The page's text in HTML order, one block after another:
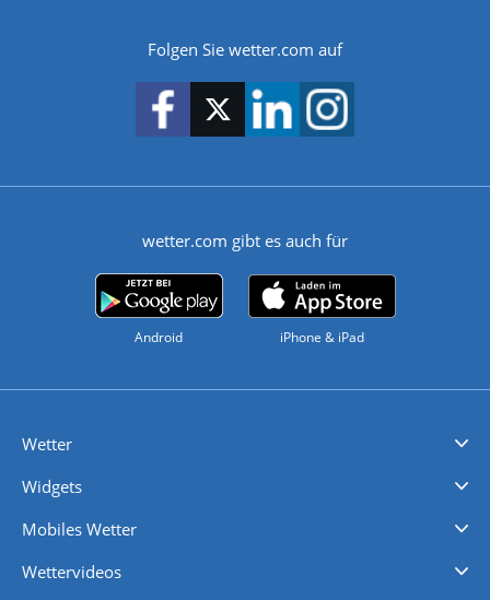
Folgen Sie wetter.com auf
wetter.com gibt es auch für
Android iPhone & iPad
Wetter
Widgets
Mobiles Wetter
Wettervideos